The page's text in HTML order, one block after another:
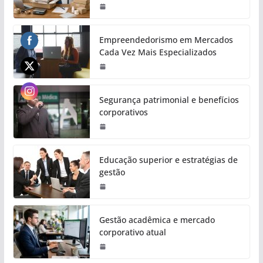
Empreendedorismo em Mercados
Cada Vez Mais Especializados
Segurança patrimonial e benefícios
corporativos
Educação superior e estratégias de
gestão
Gestão acadêmica e mercado
corporativo atual